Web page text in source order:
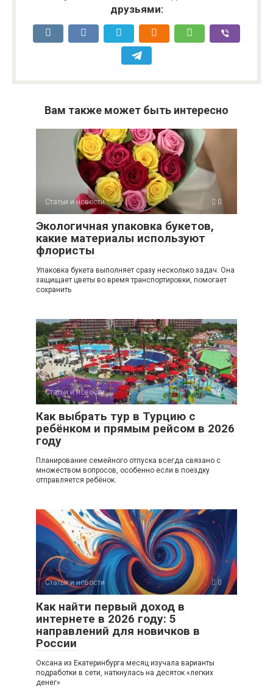
друзьями:
Вам также может быть интересно
Статьи и новости 0
Экологичная упаковка букетов,
какие материалы используют
флористы
Упаковка букета выполняет сразу несколько задач. Она
защищает цветы во время транспортировки, помогает
сохранить
Статьи и новости 0
Как выбрать тур в Турцию с
ребёнком и прямым рейсом в 2026
году
Планирование семейного отпуска всегда связано с
множеством вопросов, особенно если в поездку
отправляется ребёнок.
Статьи и новости 0
Как найти первый доход в
интернете в 2026 году: 5
направлений для новичков в
России
Оксана из Екатеринбурга месяц изучала варианты
подработки в сети, наткнулась на десяток «легких
денег»